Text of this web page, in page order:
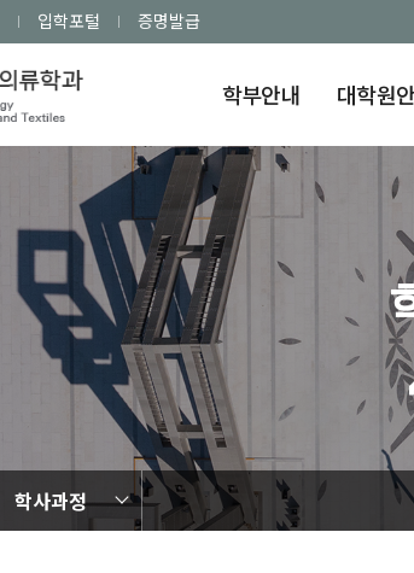
입학포털 증명발급
학부안내 대학원
학사과정